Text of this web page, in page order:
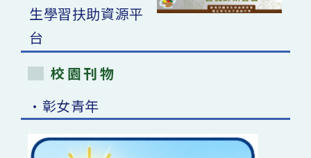
校園刊物
•彰女青年